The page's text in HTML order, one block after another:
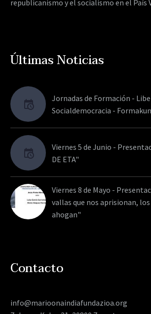
republicanismo y el socialismo en el País
Últimas Noticias
Jornadas de Formación -
Socialdemocracia -
Viernes 5 de Junio -
DE ETA"
Viernes 8 de Mayo -
vallas que nos aprisionan, los
ahogan"
Contacto
info@marioonaindiafundazioa.org